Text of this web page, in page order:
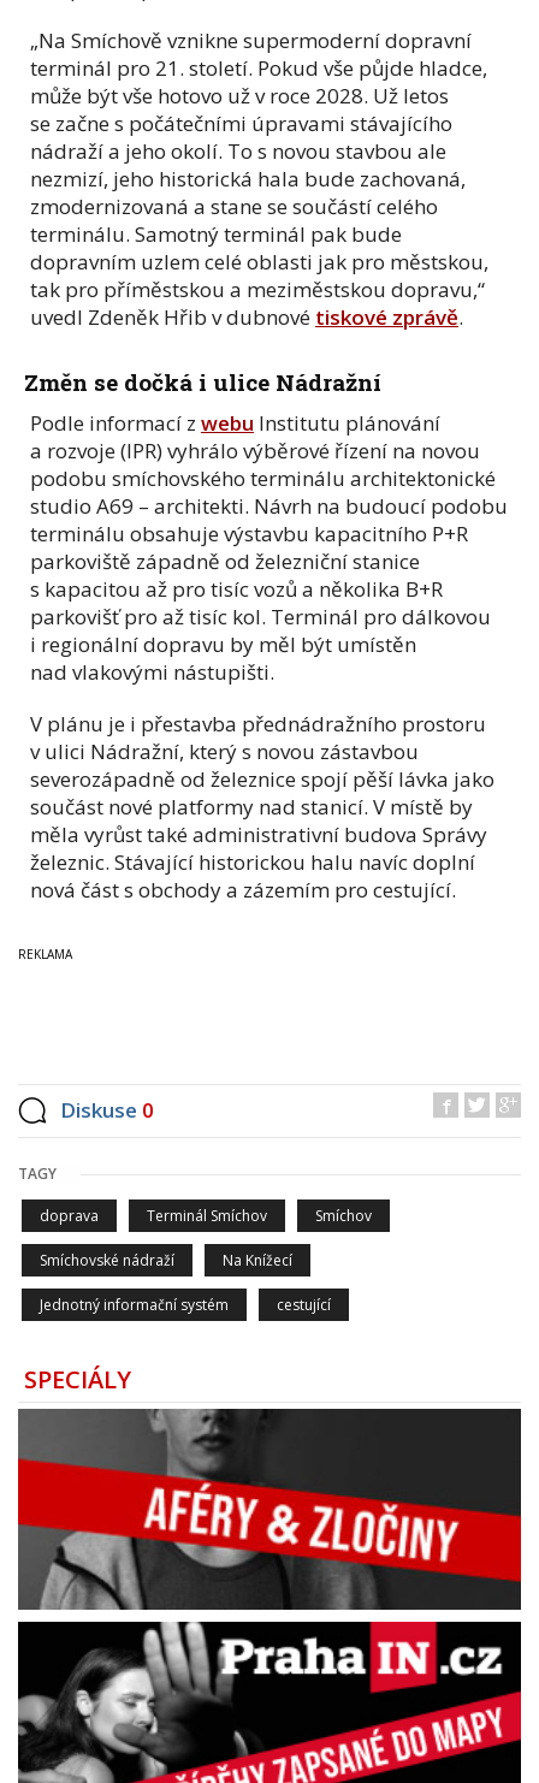
„Na Smíchově vznikne supermoderní dopravní
terminál pro 21. století. Pokud vše půjde hladce,
může být vše hotovo už v roce 2028. Už letos
se začne s počátečními úpravami stávajícího
nádraží a jeho okolí. To s novou stavbou ale
nezmizí, jeho historická hala bude zachovaná,
zmodernizovaná a stane se součástí celého
terminálu. Samotný terminál pak bude
dopravním uzlem celé oblasti jak pro městskou,
tak pro příměstskou a meziměstskou dopravu,“
uvedl Zdeněk Hřib v dubnové tiskové zprávě.
Změn se dočká i ulice Nádražní
Podle informací z webu Institutu plánování
a rozvoje (IPR) vyhrálo výběrové řízení na novou
podobu smíchovského terminálu architektonické
studio A69 – architekti. Návrh na budoucí podobu
terminálu obsahuje výstavbu kapacitního P+R
parkoviště západně od železniční stanice
s kapacitou až pro tisíc vozů a několika B+R
parkovišť pro až tisíc kol. Terminál pro dálkovou
i regionální dopravu by měl být umístěn
nad vlakovými nástupišti.
V plánu je i přestavba přednádražního prostoru
v ulici Nádražní, který s novou zástavbou
severozápadně od železnice spojí pěší lávka jako
součást nové platformy nad stanicí. V místě by
měla vyrůst také administrativní budova Správy
železnic. Stávající historickou halu navíc doplní
nová část s obchody a zázemím pro cestující.
Diskuse 0
TAGY
doprava Terminál Smíchov Smíchov
Smíchovské nádraží Na Knížecí
Jednotný informační systém cestující
SPECIÁLY